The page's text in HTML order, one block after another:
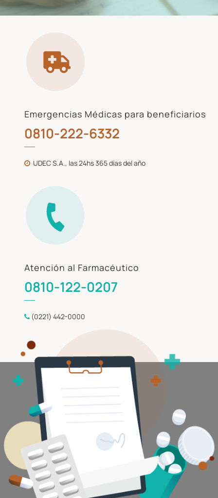
Emergencias Médicas para beneficiarios
0810-222-6332
UDEC S.A., las 24hs 365 días del año
Atención al Farmacéutico
0810-122-0207
(0221) 442-0000